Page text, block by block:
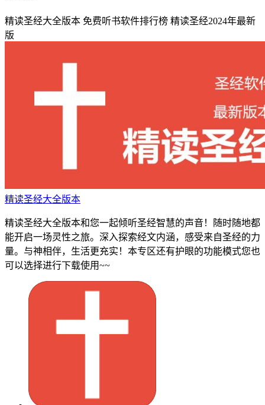
精读圣经大全版本 免费听书软件排行榜 精读圣经2024年最新
版
精读圣经大全版本
精读圣经大全版本和您一起倾听圣经智慧的声音！随时随地都
能开启一场灵性之旅。深入探索经文内涵，感受来自圣经的力
量。与神相伴，生活更充实！本专区还有护眼的功能模式您也
可以选择进行下载使用~~